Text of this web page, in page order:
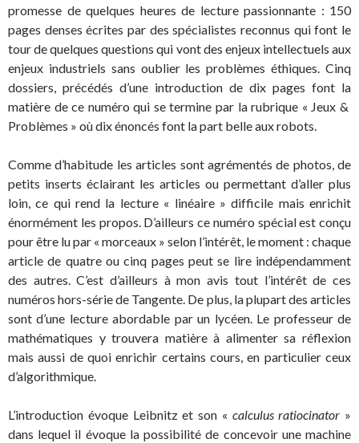
promesse de quelques heures de lecture passionnante : 150
pages denses écrites par des spécialistes reconnus qui font le
tour de quelques questions qui vont des enjeux intellectuels aux
enjeux industriels sans oublier les problèmes éthiques. Cinq
dossiers, précédés d’une introduction de dix pages font la
matière de ce numéro qui se termine par la rubrique « Jeux &
Problèmes » où dix énoncés font la part belle aux robots.
Comme d’habitude les articles sont agrémentés de photos, de
petits inserts éclairant les articles ou permettant d’aller plus
loin, ce qui rend la lecture « linéaire » difficile mais enrichit
énormément les propos. D’ailleurs ce numéro spécial est conçu
pour être lu par « morceaux » selon l’intérêt, le moment : chaque
article de quatre ou cinq pages peut se lire indépendamment
des autres. C’est d’ailleurs à mon avis tout l’intérêt de ces
numéros hors-série de Tangente. De plus, la plupart des articles
sont d’une lecture abordable par un lycéen. Le professeur de
mathématiques y trouvera matière à alimenter sa réflexion
mais aussi de quoi enrichir certains cours, en particulier ceux
d’algorithmique.
L’introduction évoque Leibnitz et son « calculus ratiocinator »
dans lequel il évoque la possibilité de concevoir une machine